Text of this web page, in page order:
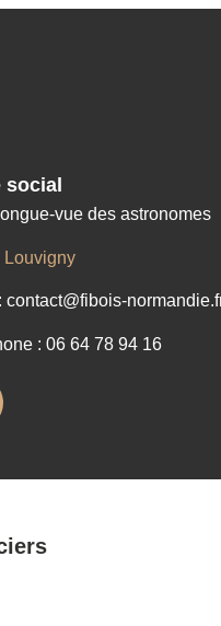
social
vue des astronomes
Louvigny
contact@fibois-
: 06 64 78 94 16